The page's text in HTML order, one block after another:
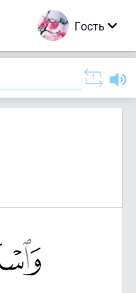
Гость